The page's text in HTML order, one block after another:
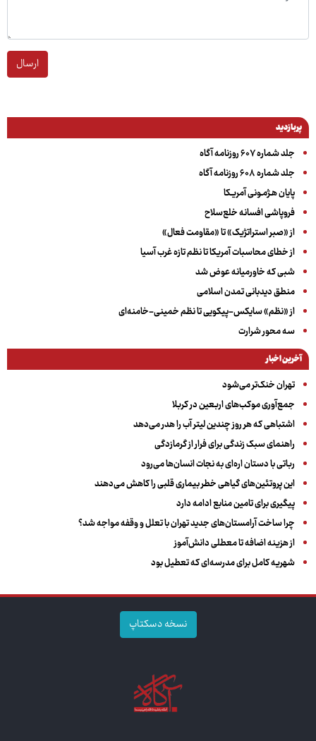
ارسال
پربازدید
جلد شماره ۶۰۷ روزنامه آگاه
جلد شماره ۶۰۸ روزنامه آگاه
پایان هـژمـونی آمریـکا
فروپاشی افسانه خلع‌سلاح
از «صبر استراتژیک» تا «مقاومت فعال»
از خطای محاسبات آمریکا تا نظم تازه غرب آسیا
شبی که خاورمیانه عوض شد
منطق دیدبانی تمدن اسلامی
از «نظم» سایکس-پیکویی تا نظم خمینی-خامنه‌ای
سه‌ محور شرارت
آخرین اخبار
تهران خنک‌تر می‌شود
جمع‌آوری موکب‌های اربعین در کربلا
اشتباهی که هر روز چندین لیتر آب را هدر می‌دهد
راهنمای سبک زندگی برای فرار از گرمازدگی
رباتی با دستان اره‌ای به نجات انسان‌ها می‌رود
این پروتئین‌های گیاهی خطر بیماری قلبی را کاهش می‌دهند
پیگیری برای تامین منابع ادامه دارد
چرا ساخت آرامستان‌های جدید تهران با تعلل و وقفه مواجه شد؟
از هزینه اضافه تا معطلی دانش‌آموز
شهریه کامل برای مدرسه‌ای که تعطیل بود
نسخه دسکتاپ